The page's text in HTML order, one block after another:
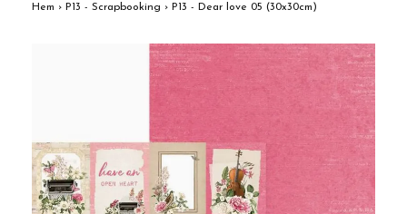
Hem › P13 - Scrapbooking › P13 - Dear love 05 (30x30cm)